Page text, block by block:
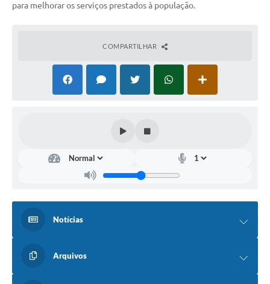
para melhorar os serviços prestados à população.
COMPARTILHAR
Notícias
Arquivos